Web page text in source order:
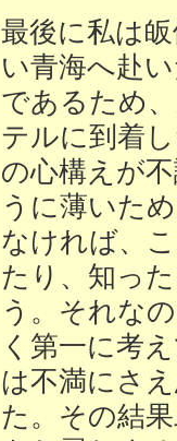
最後に私は
い青海へ赴
であるため
テルに到着
の心構えが
うに薄いた
なければ、
たり、知っ
う。それな
く第一に考
は不満にさ
た。その結